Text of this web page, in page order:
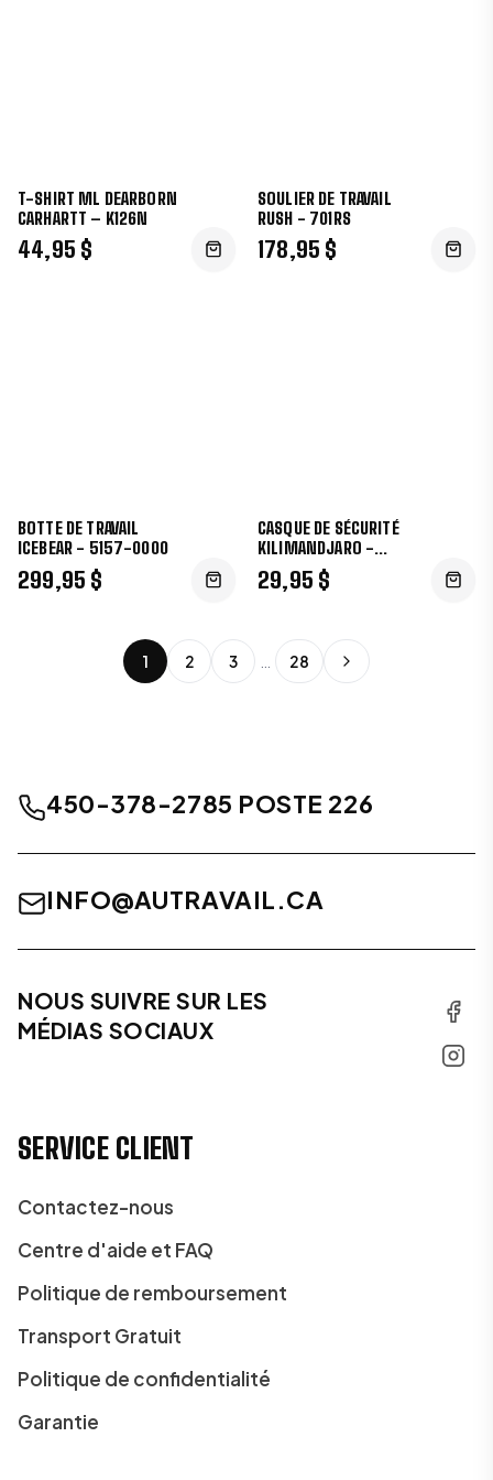
T-SHIRT ML DEARBORN
CARHARTT – K126N
44,95 $
SOULIER DE TRAVAIL
RUSH - 701RS
178,95 $
BOTTE DE TRAVAIL
ICEBEAR - 5157-0000
299,95 $
CASQUE DE SÉCURITÉ
KILIMANDJARO -
HP641R
29,95 $
1 2 3 28
450-378-2785 POSTE 226
INFO@AUTRAVAIL.CA
NOUS SUIVRE SUR LES
MÉDIAS SOCIAUX
SERVICE CLIENT
Contactez-nous
Centre d'aide et FAQ
Politique de remboursement
Transport Gratuit
Politique de confidentialité
Garantie